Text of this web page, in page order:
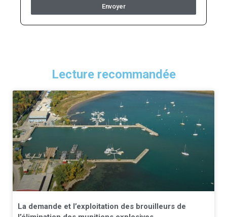
Envoyer
Lecture recommandée
La demande et l’exploitation des brouilleurs de